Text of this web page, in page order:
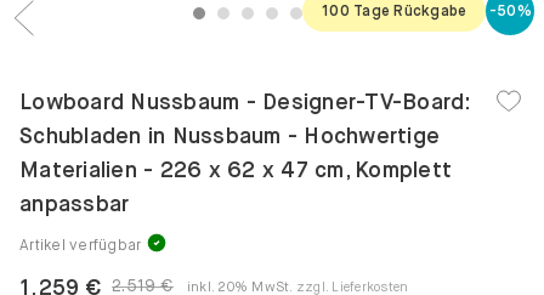
1 2 3 4 5 6 7
100 Tage Rückgabe -50%
Lowboard Nussbaum - Designer-TV-Board:
Schubladen in Nussbaum - Hochwertige
Materialien - 226 x 62 x 47 cm, Komplett
anpassbar
Artikel verfügbar
2.519 €
1.259 € inkl. 20% MwSt. zzgl. Lieferkosten